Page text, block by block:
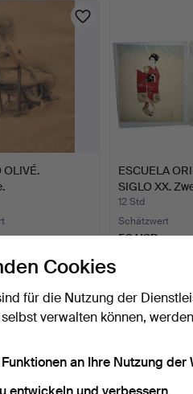
OLIVÉ.
ESCUELA
SIGLO XX.
P…
12 Std
Schätzwert
58 USD
Cookies
für die Nutzung der
verwalten können,
an Ihre Nutzung der